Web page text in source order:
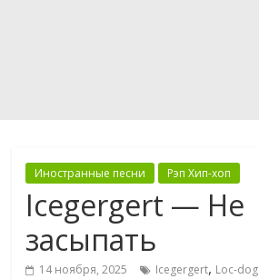
Иностранные песни Рэп Хип-хоп
Icegergert — Не
засыпать
14 ноября, 2025 Icegergert, Loc-dog